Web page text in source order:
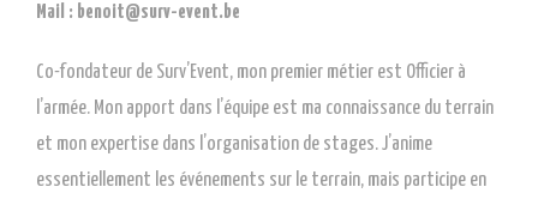
Mail : benoit@surv-event.be
Co-fondateur de Surv’Event, mon premier métier est Officier à
l’armée. Mon apport dans l’équipe est ma connaissance du terrain
et mon expertise dans l’organisation de stages. J’anime
essentiellement les événements sur le terrain, mais participe en